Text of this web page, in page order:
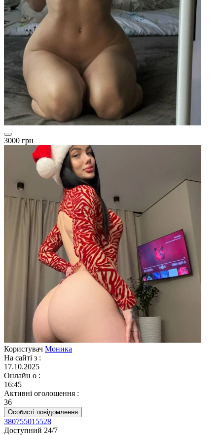
3000 грн
Користувач Моника
На сайті з :
17.10.2025
Онлайн о :
16:45
Активні оголошення :
36
Особисті повідомлення
380755015528
Доступний 24/7